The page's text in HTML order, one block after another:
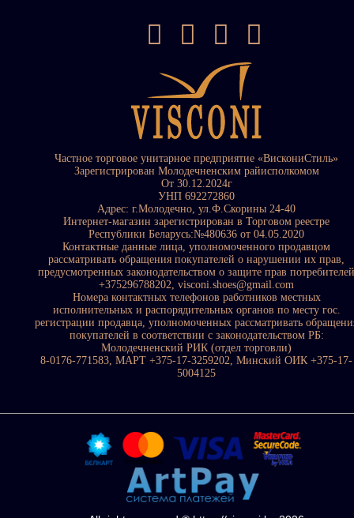
Частное торговое унитарное предприятие «ВискониСтиль»
Зарегистрирован Молодечненским райисполкомом
От 30.12.2024г
УНП 692272860
Адрес: г.Молодечно, ул.Ф.Скорины 24-40
Интернет-магазин зарегистрирован в Торговом реестре
Республики Беларусь:№480636 от 04.05.2020
Контактные данные лица, уполномоченного продавцом
рассматривать обращения покупателей о нарушении их прав,
предусмотренных законодательством о защите прав потребителей
+375296788202, visconi.shoes@gmail.com
Номера контактных телефонов работников местных
исполнительных и распорядительных органов по месту гос.
регистрации продавца, уполномоченных рассматривать
покупателей в соответствии с законодательством РБ:
Молодечненский РИК (отдел торговли)
8-0176-771583, МАРТ +375-17-3259202, Минский ОИК +375-17-
5004125